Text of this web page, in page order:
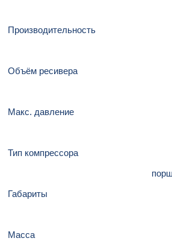
Производительность
Объём ресивера
Макс. давление
Тип компрессора
Габариты
Масса